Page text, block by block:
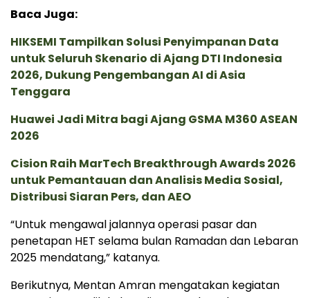
Baca Juga:
HIKSEMI Tampilkan Solusi Penyimpanan Data
untuk Seluruh Skenario di Ajang DTI Indonesia
2026, Dukung Pengembangan AI di Asia
Tenggara
Huawei Jadi Mitra bagi Ajang GSMA M360 ASEAN
2026
Cision Raih MarTech Breakthrough Awards 2026
untuk Pemantauan dan Analisis Media Sosial,
Distribusi Siaran Pers, dan AEO
“Untuk mengawal jalannya operasi pasar dan
penetapan HET selama bulan Ramadan dan Lebaran
2025 mendatang,” katanya.
Berikutnya, Mentan Amran mengatakan kegiatan